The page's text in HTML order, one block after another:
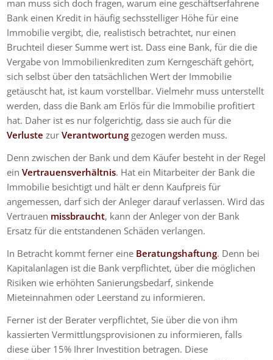
man muss sich doch fragen, warum eine geschäftserfahrene
Bank einen Kredit in häufig sechsstelliger Höhe für eine
Immobilie vergibt, die, realistisch betrachtet, nur einen
Bruchteil dieser Summe wert ist. Dass eine Bank, für die die
Vergabe von Immobilienkrediten zum Kerngeschäft gehört,
sich selbst über den tatsächlichen Wert der Immobilie
getäuscht hat, ist kaum vorstellbar. Vielmehr muss unterstellt
werden, dass die Bank am Erlös für die Immobilie profitiert
hat. Daher ist es nur folgerichtig, dass sie auch für die
Verluste zurVerantwortung gezogen werden muss.
Denn zwischen der Bank und dem Käufer besteht in der Regel
einVertrauensverhältnis. Hat ein Mitarbeiter der Bank die
Immobilie besichtigt und hält er denn Kaufpreis für
angemessen, darf sich der Anleger darauf verlassen. Wird das
Vertrauen missbraucht, kann der Anleger von der Bank
Ersatz für die entstandenen Schäden verlangen.
In Betracht kommt ferner eine Beratungshaftung. Denn bei
Kapitalanlagen ist die Bank verpflichtet, über die möglichen
Risiken wie erhöhten Sanierungsbedarf, sinkende
Mieteinnahmen oder Leerstand zu informieren.
Ferner ist der Berater verpflichtet, Sie über die von ihm
kassierten Vermittlungsprovisionen zu informieren, falls
diese über 15% Ihrer Investition betragen. Diese